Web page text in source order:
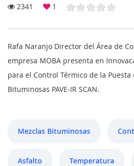
MY
ACCOUNT
NEWS
CLUB
2341 1
Rafa Naranjo Director del Área de
empresa MOBA presenta en
para el Control Térmico de la
Bituminosas PAVE-IR SCAN.
Mezclas Bituminosas
Asfalto Temperatura